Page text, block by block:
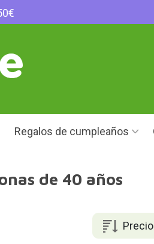
Regalos de cumpleaños
de 40 años